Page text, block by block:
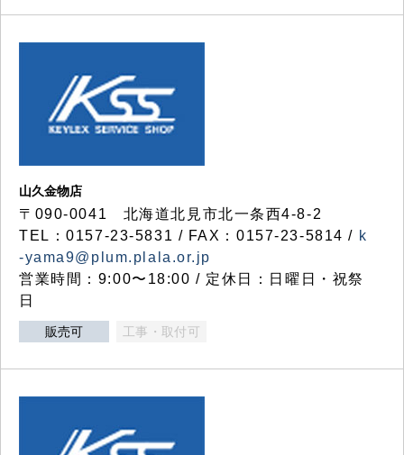
山久金物店
〒090-0041 北海道北見市北一条西4-8-2
TEL：0157-23-5831 / FAX：0157-23-5814 / k
-yama9@plum.plala.or.jp
営業時間：9:00〜18:00 / 定休日：日曜日・祝祭
日
販売可 工事・取付可